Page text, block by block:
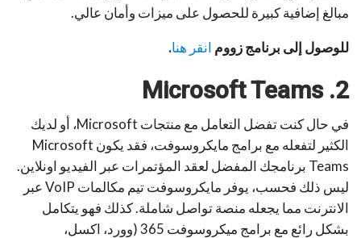
مبالغ إضافية كبيرة للحصول على ميزات وأمان عالي.
للوصول إلى برنامج زووم انقر هنا.
2.
Microsoft Teams
في حال كنت تفضل التعامل مع منتجات Microsoft، أو لديك
الكثير لتفعله مع برامج مايكروسوفت، فقد يكون Microsoft
Teams برنامجك المفضل لعقد المؤتمرات عبر الفيديو اونلاين.
ليس ذلك فحسب، يوفر مايكروسوفت تيم مكالمات VoIP عبر
الانترنت مما يجعله منصة تواصل شاملة. كذلك فهو يتكامل
بشكل رائع مع برامج ميكروسوفت 365 (وورد، اكسل،